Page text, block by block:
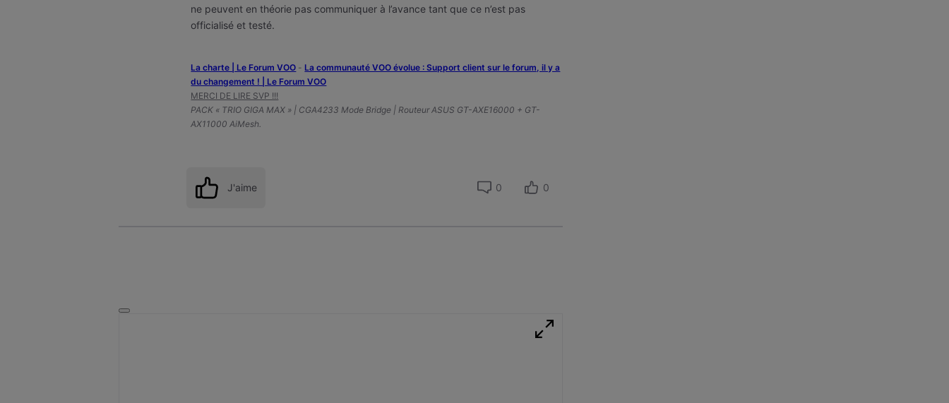
ne peuvent en théorie pas communiquer à l’avance tant que ce n’est pas
officialisé et testé.
La charte | Le Forum VOO - ‎La communauté VOO évolue : Support client sur le forum, il y a
du changement ! | Le Forum VOO
MERCI DE LIRE SVP !!!
PACK « TRIO GIGA MAX » | CGA4233 Mode Bridge | Routeur ASUS GT-AXE16000 + GT-
AX11000 AiMesh.
J'aime 0 0